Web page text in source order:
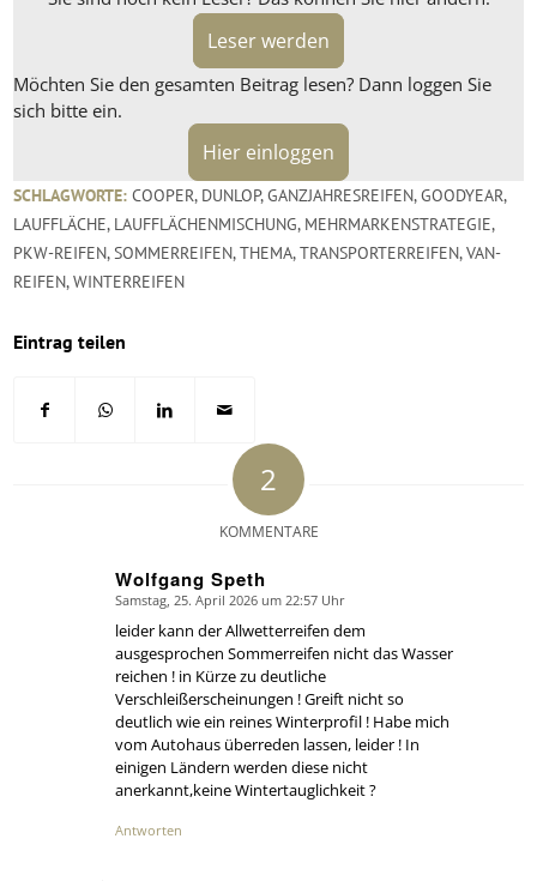
Leser werden
Möchten Sie den gesamten Beitrag lesen? Dann loggen Sie
sich bitte ein.
Hier einloggen
SCHLAGWORTE: COOPER, DUNLOP,GANZJAHRESREIFEN,GOODYEAR,
LAUFFLÄCHE, LAUFFLÄCHENMISCHUNG, MEHRMARKENSTRATEGIE,
PKW-REIFEN,SOMMERREIFEN,THEMA,TRANSPORTERREIFEN,VAN-
REIFEN,WINTERREIFEN
Eintrag teilen
2
KOMMENTARE
Wolfgang Speth
says:
Samstag, 25. April 2026 um 22:57 Uhr
leider kann der Allwetterreifen dem
ausgesprochen Sommerreifen nicht das Wasser
reichen ! in Kürze zu deutliche
Verschleißerscheinungen ! Greift nicht so
deutlich wie ein reines Winterprofil ! Habe mich
vom Autohaus überreden lassen, leider ! In
einigen Ländern werden diese nicht
anerkannt,keine Wintertauglichkeit ?
Antworten